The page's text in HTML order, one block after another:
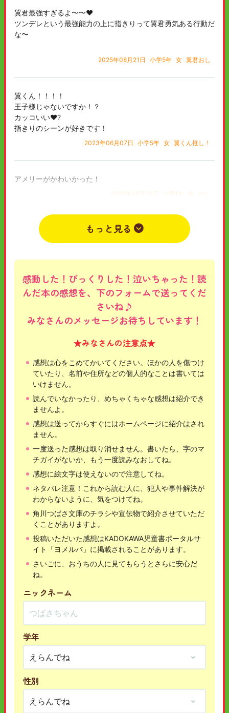
翼君最強すぎるよ〜〜❤️
ツンデレという最強能力の上に指きりって翼君勇気ある行動だ
な〜
2025年08月21日 小学5年 女 翼君おし
翼くん！！！！
王子様じゃないですか！？
カッコいい❤️?
指きりのシーンが好きです！
2023年06月07日 小学5年 女 翼くん推し！
アメリーがかわいかった！
2022年06月22日 小学1年 女 やい
もっと見る
感動した！びっくりした！泣いちゃった！読
んだ本の感想を、下のフォームで送ってくだ
さいね♪
みなさんのメッセージお待ちしています！
★みなさんの注意点★
感想は心をこめてかいてください。ほかの人を傷つけ
ていたり、名前や住所などの個人的なことは書いては
いけません。
読んでいなかったり、めちゃくちゃな感想は紹介でき
ませんよ。
感想は送ってからすぐにはホームページに紹介はされ
ません。
一度送った感想は取り消せません。書いたら、字のマ
チガイがないか、もう一度読みなおしてね。
感想に絵文字は使えないので注意してね。
ネタバレ注意！これから読む人に、犯人や事件解決が
わからないように、気をつけてね。
角川つばさ文庫のチラシや宣伝物で紹介させていただ
くことがありますよ。
投稿いただいた感想はKADOKAWA児童書ポータルサ
イト「ヨメルバ」に掲載されることがあります。
さいごに、おうちの人に見てもらうとさらに安心だ
ね。
ニックネーム
学年
性別